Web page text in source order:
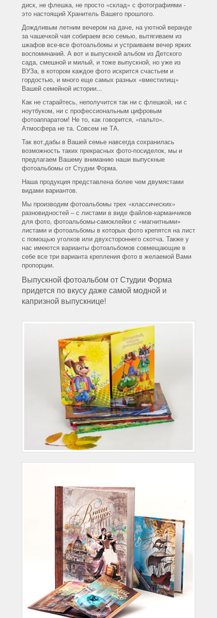
диск, не флешка, не просто «склад» с фотографиями -
это настоящий Хранитель Вашего прошлого.
Дождливым летним вечером на даче, на уютной веранде
за чашечкой чая собираем всю семью, вытягиваем из
шкафов все-все фотоальбомы и устраиваем вечер ярких
воспоминаний. А вот и выпускной альбом из Детского
сада, смешной и милый, и тоже выпускной, но уже из
ВУЗа, в котором каждое фото искрится счастьем и
гордостью, и много еще самых разных «вместилищ»
Вашей семейной истории...
Как не старайтесь, неполучится так ни с флешкой, ни с
ноутбуком, ни с профессиональным цифровым
фотоаппаратом! Не то, как говорится, «пальто».
Атмосфера не та. Совсем не ТА.
Так вот,дабы в Вашей семье навсегда сохранилась
возможность таких прекрасных фото-посиделок, мы и
предлагаем Вашему вниманию наши выпускные
фотоальбомы от Студии Форма.
Наша продукция представлена более чем двумястами
видами вариантов.
Мы производим фотоальбомы трех «классических»
разновидностей – с листами в виде файлов-карманчиков
для фото, фотоальбомы-самоклейки с «магнитными»
листами и фотоальбомы в которых фото крепятся на лист
с помощью уголков или двухстороннего скотча. Также у
нас имеются варианты фотоальбомов совмещающие в
себе все три варианта крепления фото в желаемой Вами
пропорции.
Выпускной фотоальбом от Студии Форма
придется по вкусу даже самой модной и
капризной выпускнице!